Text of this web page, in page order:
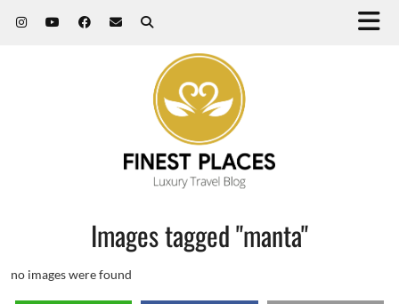
Images tagged "manta"
no images were found